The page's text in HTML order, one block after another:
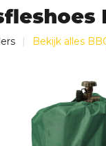
Bekijk alles